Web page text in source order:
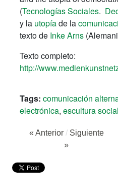
(Tecnologías Sociales.
y la utopíade la
texto de Inke Arns
Texto completo:
http://
Tags: comunicación
electrónica, escultura social
« Anterior / Siguiente
»